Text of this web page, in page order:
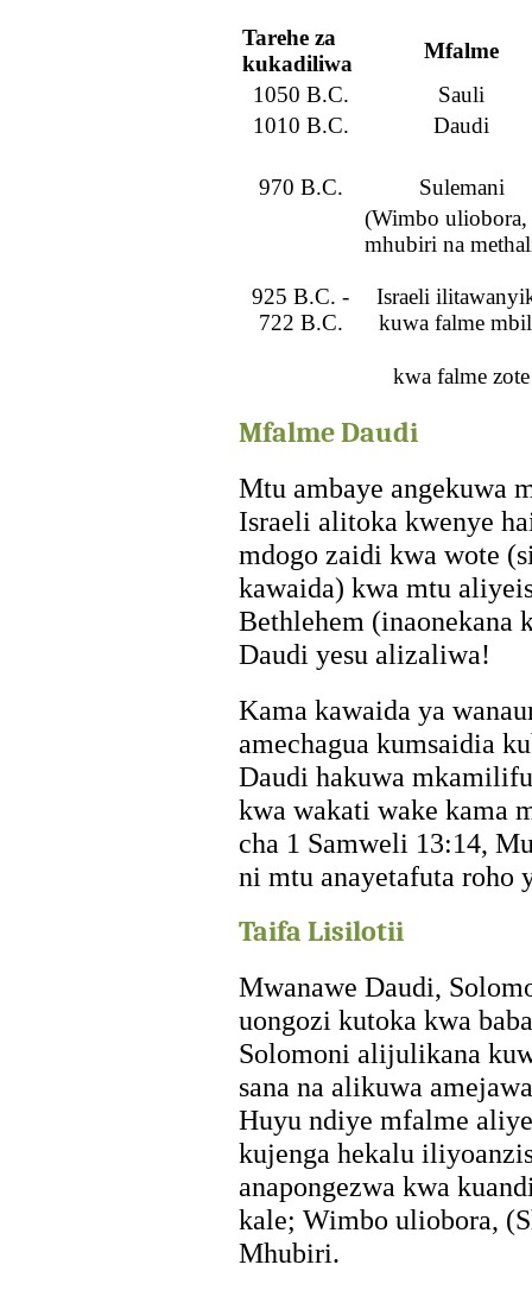
Tarehe za
kukadiliwa
Mfalme
1050 B.C.
Sauli
1010 B.C.
Daudi
970 B.C.
Sulemani
(Wimbo uliobora,
mhubiri na
925 B.C. -
722 B.C.
Israeli
kuwa falme
kwa falme zote
Mfalme Daudi
Mtu ambaye angekuwa
Israeli alitoka kwenye
mdogo zaidi kwa wote
kawaida) kwa mtu
Bethlehem
Daudi yesu alizaliwa!
Kama kawaida ya
amechagua kumsaidia
Daudi hakuwa
kwa wakati wake kama
cha 1 Samweli 13:14,
ni mtu anayetafuta roho
Taifa Lisilotii
Mwanawe Daudi,
uongozi kutoka kwa
Solomoni alijulikana
sana na alikuwa
Huyu ndiye mfalme
kujenga hekalu
anapongezwa kwa
kale; Wimbo uliobora,
Mhubiri.